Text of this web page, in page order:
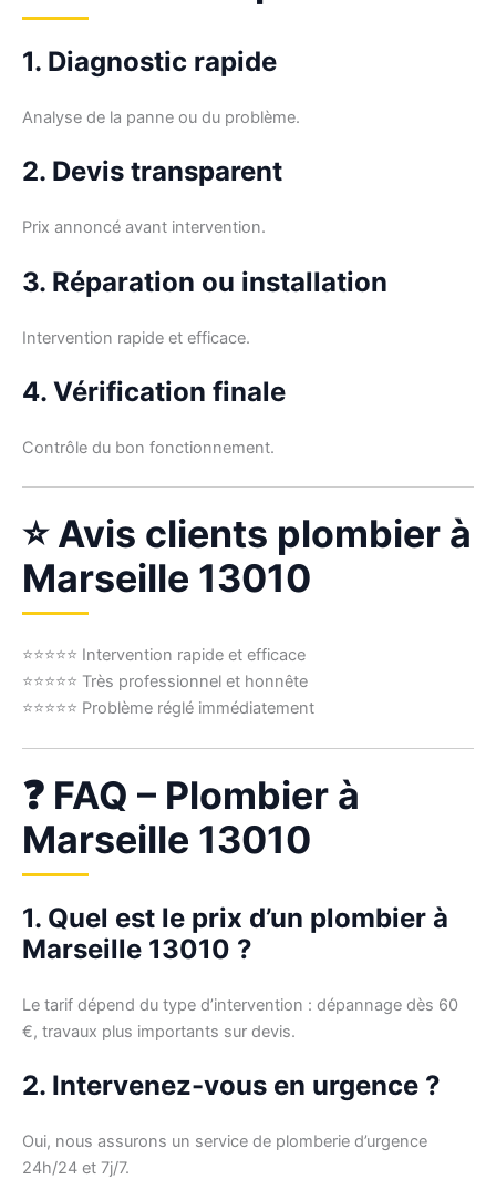
1. Diagnostic rapide
Analyse de la panne ou du problème.
2. Devis transparent
Prix annoncé avant intervention.
3. Réparation ou installation
Intervention rapide et efficace.
4. Vérification finale
Contrôle du bon fonctionnement.
⭐ Avis clients plombier à
Marseille 13010
⭐⭐⭐⭐⭐ Intervention rapide et efficace
⭐⭐⭐⭐⭐ Très professionnel et honnête
⭐⭐⭐⭐⭐ Problème réglé immédiatement
❓ FAQ – Plombier à
Marseille 13010
1. Quel est le prix d’un plombier à
Marseille 13010 ?
Le tarif dépend du type d’intervention : dépannage dès 60
€, travaux plus importants sur devis.
2. Intervenez-vous en urgence ?
Oui, nous assurons un service de plomberie d’urgence
24h/24 et 7j/7.